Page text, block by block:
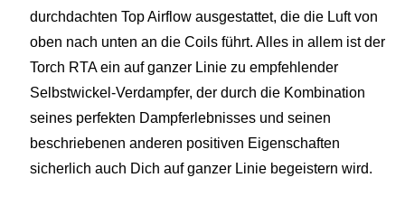
durchdachten Top Airflow ausgestattet, die die Luft von
oben nach unten an die Coils führt. Alles in allem ist der
Torch RTA ein auf ganzer Linie zu empfehlender
Selbstwickel-Verdampfer, der durch die Kombination
seines perfekten Dampferlebnisses und seinen
beschriebenen anderen positiven Eigenschaften
sicherlich auch Dich auf ganzer Linie begeistern wird.